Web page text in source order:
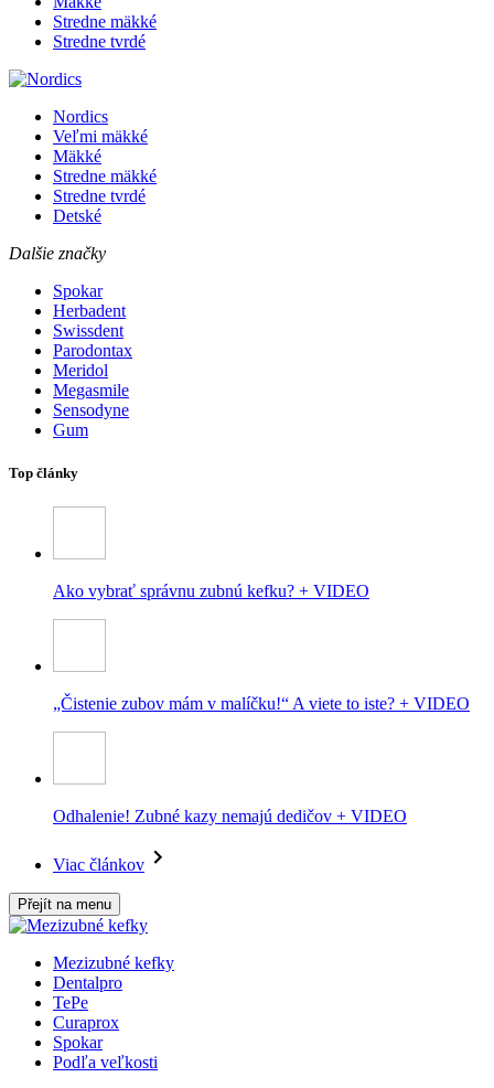
Stredne mäkké
Stredne tvrdé
Nordics
Veľmi mäkké
Mäkké
Stredne mäkké
Stredne tvrdé
Detské
Dalšie značky
Spokar
Herbadent
Swissdent
Parodontax
Meridol
Megasmile
Sensodyne
Gum
Top články
Ako vybrať správnu zubnú kefku? + VIDEO
„Čistenie zubov mám v malíčku!“ A viete to iste? + VIDEO
Odhalenie! Zubné kazy nemajú dedičov + VIDEO
Viac článkov
Přejít na menu
Mezizubné kefky
Dentalpro
TePe
Curaprox
Spokar
Podľa veľkosti